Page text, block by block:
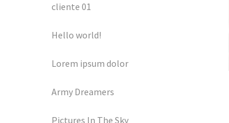
cliente 01
Hello world!
Lorem ipsum dolor
Army Dreamers
Pictures In The Sky